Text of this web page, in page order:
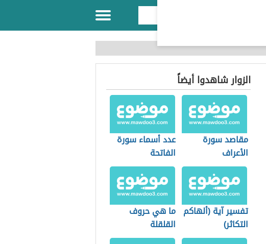
الزوار شاهدوا أيضاً
مقاصد سورة
الأعراف
عدد أسماء سورة
الفاتحة
تفسير آية (ألهاكم
التكاثر)
ما هي حروف
القلقلة